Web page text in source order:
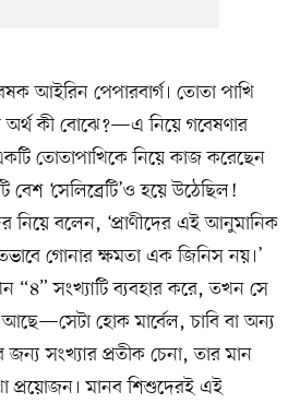
আইরিন পেপারবার্গ। তোতা পাখি
কী বোঝে?—এ নিয়ে গবেষণার
তোতাপাখিকে নিয়ে কাজ করেছেন
বেশ ‘সেলিব্রেটি’ও হয়ে উঠেছিল!
নিয়ে বলেন, ‘প্রাণীদের এই আনুমানিক
গোনার ক্ষমতা এক জিনিস নয়।’
“৪” সংখ্যাটি ব্যবহার করে, তখন সে
হোক মার্বেল, চাবি বা অন্য
জন্য সংখ্যার প্রতীক চেনা, তার মান
প্রয়োজন। মানব শিশুদেরই এই